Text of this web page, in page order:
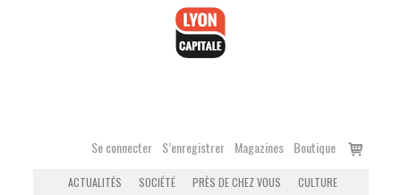
Se connecter S’enregistrer Magazines Boutique
Voir
ACTUALITÉS SOCIÉTÉ PRÈS DE CHEZ VOUS
CULTURE